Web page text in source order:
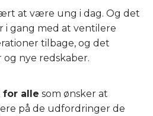
at være ung i dag. Og det
i gang med at ventilere
tilbage, og det
nye redskaber.
for alle som ønsker at
på de udfordringer de